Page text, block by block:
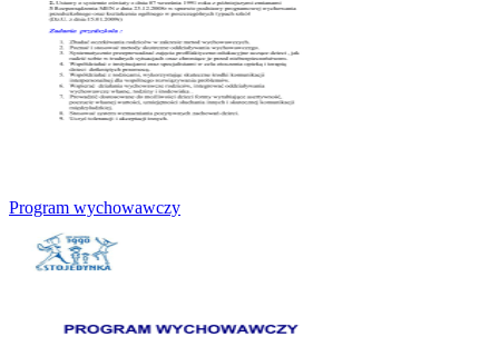
Program wychowawczy